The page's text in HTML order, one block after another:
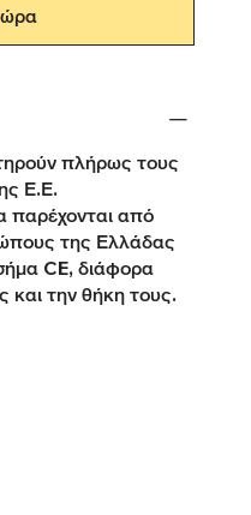
πλήρως τους
Ε.Ε.
παρέχονται από
της Ελλάδας
CE, διάφορα
και την θήκη τους.